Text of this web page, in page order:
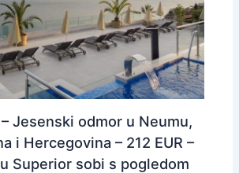
Jesenski odmor u Neumu,
i Hercegovina – 212 EUR –
Superior sobi s pogledom